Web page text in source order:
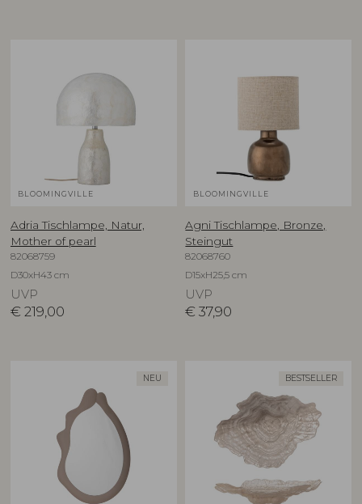
BLOOMINGVILLE
Adria Tischlampe, Natur,
Mother of pearl
82068759
D30xH43 cm
UVP
€ 219,00
BLOOMINGVILLE
Agni Tischlampe, Bronze,
Steingut
82068760
D15xH25,5 cm
UVP
€ 37,90
NEU BESTSELLER